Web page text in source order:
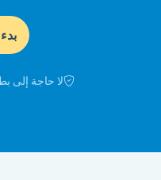
لا حاجة إلى